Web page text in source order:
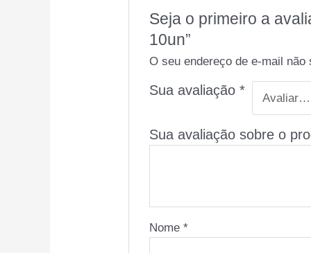
Seja o primeiro a
10un”
O seu endereço de e-mail não
Sua avaliação *
Sua avaliação sobre o
Nome *